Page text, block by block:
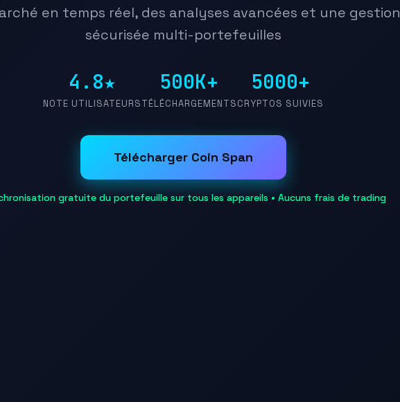
en temps réel, des analyses avancées et une gestion
sécurisée multi-portefeuilles
4.8★
NOTE UTILISATEURS
500K+
TÉLÉCHARGEMENTS
5000+
CRYPTOS SUIVIES
Télécharger Coin Span
gratuite du portefeuille sur tous les appareils • Aucuns frais de trading